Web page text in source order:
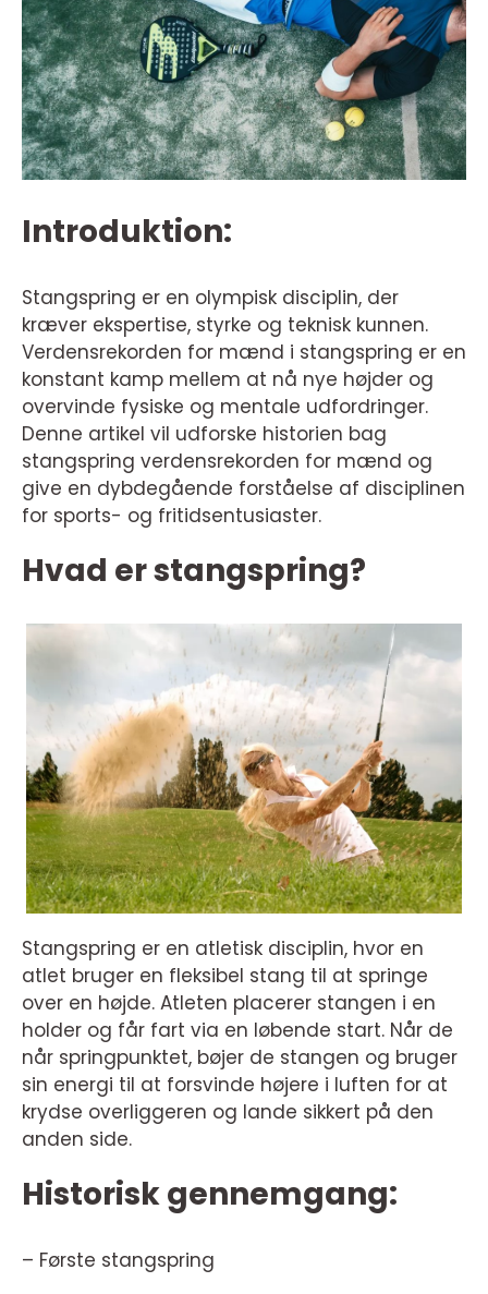
Introduktion:
Stangspring er en olympisk disciplin, der
kræver ekspertise, styrke og teknisk kunnen.
Verdensrekorden for mænd i stangspring er en
konstant kamp mellem at nå nye højder og
overvinde fysiske og mentale udfordringer.
Denne artikel vil udforske historien bag
stangspring verdensrekorden for mænd og
give en dybdegående forståelse af disciplinen
for sports- og fritidsentusiaster.
Hvad er stangspring?
Stangspring er en atletisk disciplin, hvor en
atlet bruger en fleksibel stang til at springe
over en højde. Atleten placerer stangen i en
holder og får fart via en løbende start. Når de
når springpunktet, bøjer de stangen og bruger
sin energi til at forsvinde højere i luften for at
krydse overliggeren og lande sikkert på den
anden side.
Historisk gennemgang:
– Første stangspring